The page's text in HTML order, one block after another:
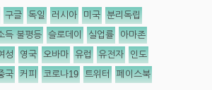
구글 독일 러시아 미국 분리독립
득 불평등 슬로데이 실업률 아마존
성 영국 오바마 유럽 유전자 인도
국 커피 코로나19 트위터 페이스북